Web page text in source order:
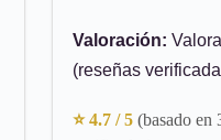
Valoración:
(reseñas
⭐ 4.7 / 5 (basado en